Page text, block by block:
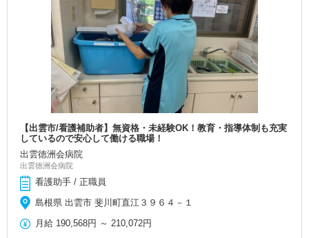
【出雲市/看護補助者】無資格・未経験OK！教育・指導体制も充実
しているので安心して働ける職場！
出雲徳洲会病院
出雲徳洲会病院
看護助手 / 正職員
島根県 出雲市 斐川町直江３９６４－１
月給 190,568円 ～210,072円